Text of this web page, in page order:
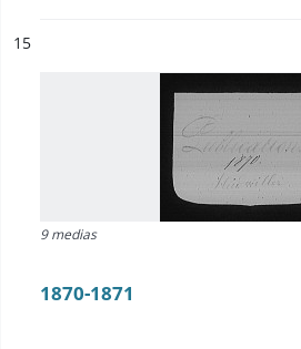
n°
15
9 medias
1870-1871